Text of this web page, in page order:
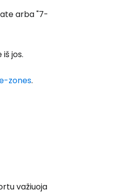
arba "7-
jos.
zones.
važiuoja